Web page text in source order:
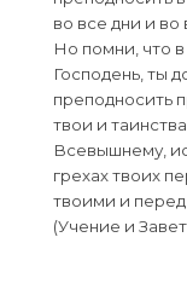
во все дни и во
Но помни, что
Господень, ты
преподносить
твои и
Всевышнему,
грехах твоих
твоими и
(Учение и